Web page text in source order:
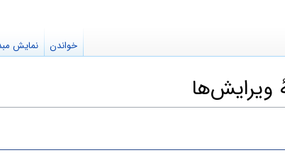
خواندن نمایش